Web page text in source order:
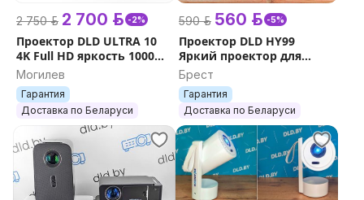
2 750 р. 2 700 р. -2%
Проектор DLD ULTRA 10
4K Full HD яркость 1000
ANSI люмен
Могилев
Гарантия
Доставка по Беларуси
590 р. 560 р. -5%
Проектор DLD HY99
Яркий проектор для
дома Альтернатива ТВ
Брест
Гарантия
Доставка по Беларуси